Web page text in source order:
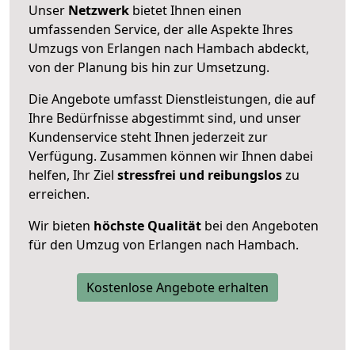
Unser Netzwerk bietet Ihnen einen
umfassenden Service, der alle Aspekte Ihres
Umzugs von Erlangen nach Hambach abdeckt,
von der Planung bis hin zur Umsetzung.
Die Angebote umfasst Dienstleistungen, die auf
Ihre Bedürfnisse abgestimmt sind, und unser
Kundenservice steht Ihnen jederzeit zur
Verfügung. Zusammen können wir Ihnen dabei
helfen, Ihr Ziel stressfrei und reibungsloszu
erreichen.
Wir bieten höchste Qualität bei den Angeboten
für den Umzug von Erlangen nach Hambach.
Kostenlose Angebote erhalten